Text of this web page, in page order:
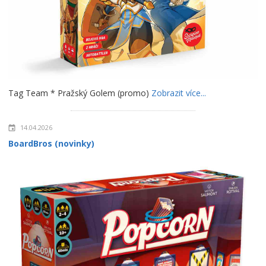
Tag Team * Pražský Golem (promo) Zobrazit více...
14.04.2026
BoardBros (novinky)